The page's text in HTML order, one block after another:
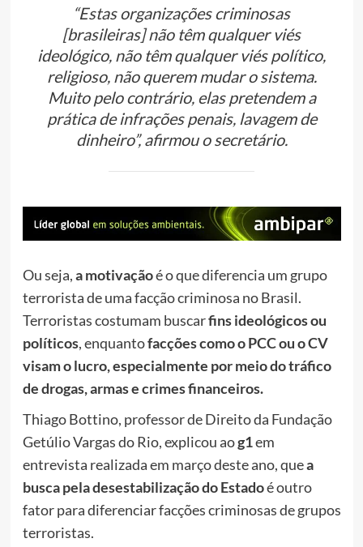
“Estas organizações criminosas
[brasileiras] não têm qualquer viés
ideológico, não têm qualquer viés político,
religioso, não querem mudar o sistema.
Muito pelo contrário, elas pretendem a
prática de infrações penais, lavagem de
dinheiro”, afirmou o secretário.
Ou seja,a motivaçãoé o que diferencia um grupo
terrorista de uma facção criminosa no Brasil.
Terroristas costumam buscarfins ideológicos ou
políticos, enquantofacções como o PCC ou o CV
visam o lucro, especialmente por meio do tráfico
de drogas, armas e crimes financeiros.
Thiago Bottino, professor de Direito da Fundação
Getúlio Vargas do Rio, explicou aog1em
entrevista realizada em março deste ano, quea
busca pela desestabilização do Estadoé outro
fator para diferenciar facções criminosas de grupos
terroristas.